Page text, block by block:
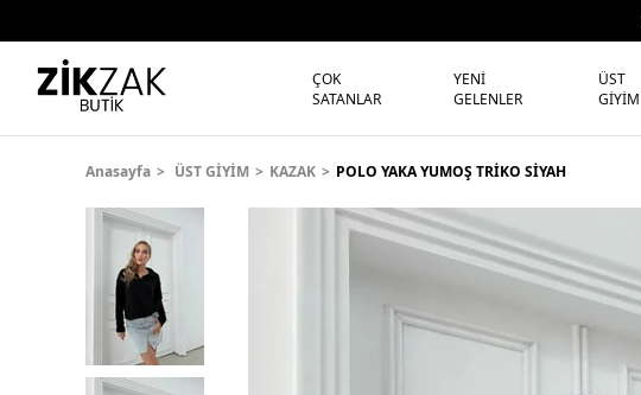
ÇOK
SATANLAR
YENİ
GELENLER
ÜST
GİYİM
Anasayfa ÜST GİYİM KAZAK POLO YAKA YUMOŞ TRİKO SİYAH